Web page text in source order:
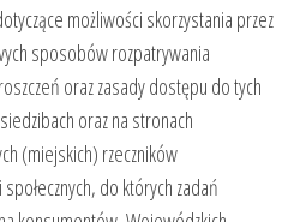
możliwości skorzystania przez
sposobów rozpatrywania
oraz zasady dostępu do tych
oraz na stronach
(miejskich) rzeczników
do których zadań